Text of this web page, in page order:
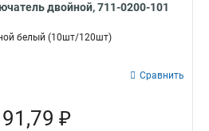
двойной, 711-0200-101
белый (10шт/120шт)
Сравнить
₽